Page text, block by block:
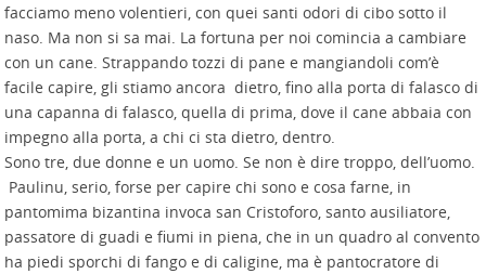
facciamo meno volentieri, con quei santi odori di cibo sotto il
naso. Ma non si sa mai. La fortuna per noi comincia a cambiare
con un cane. Strappando tozzi di pane e mangiandoli com’è
facile capire, gli stiamo ancora dietro, fino alla porta di falasco di
una capanna di falasco, quella di prima, dove il cane abbaia con
impegno alla porta, a chi ci sta dietro, dentro.
Sono tre, due donne e un uomo. Se non è dire troppo, dell’uomo.
Paulinu, serio, forse per capire chi sono e cosa farne, in
pantomima bizantina invoca san Cristoforo, santo ausiliatore,
passatore di guadi e fiumi in piena, che in un quadro al convento
ha piedi sporchi di fango e di caligine, ma è pantocratore di